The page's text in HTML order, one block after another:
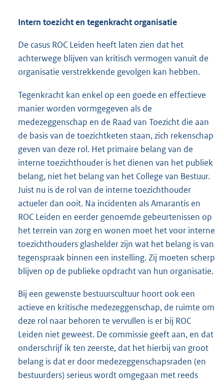
Intern toezicht en tegenkracht organisatie
De casus ROC Leiden heeft laten zien dat het
achterwege blijven van kritisch vermogen vanuit de
organisatie verstrekkende gevolgen kan hebben.
Tegenkracht kan enkel op een goede en effectieve
manier worden vormgegeven als de
medezeggenschap en de Raad van Toezicht die aan
de basis van de toezichtketen staan, zich rekenschap
geven van deze rol. Het primaire belang van de
interne toezichthouder is het dienen van het publiek
belang, niet het belang van het College van Bestuur.
Juist nu is de rol van de interne toezichthouder
actueler dan ooit. Na incidenten als Amarantis en
ROC Leiden en eerder genoemde gebeurtenissen op
het terrein van zorg en wonen moet het voor interne
toezichthouders glashelder zijn wat het belang is van
tegenspraak binnen een instelling. Zij moeten scherp
blijven op de publieke opdracht van hun organisatie.
Bij een gewenste bestuurscultuur hoort ook een
actieve en kritische medezeggenschap, de ruimte om
deze rol naar behoren te vervullen is er bij ROC
Leiden niet geweest. De commissie geeft aan, en dat
onderschrijf ik ten zeerste, dat het hierbij van groot
belang is dat er door medezeggenschapsraden (en
bestuurders) serieus wordt omgegaan met reeds